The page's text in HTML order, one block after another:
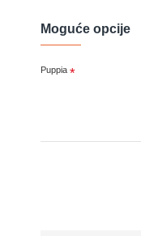
Moguće opcije
Puppia